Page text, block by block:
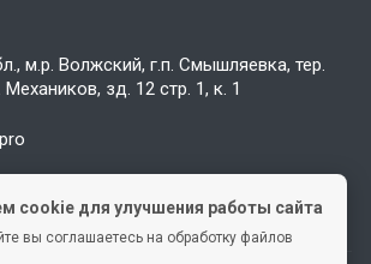
м.р. Волжский, г.п. Смышляевка, тер.
зд. 12 стр. 1, к. 1
cookie для улучшения работы сайта
вы соглашаетесь на обработку файлов